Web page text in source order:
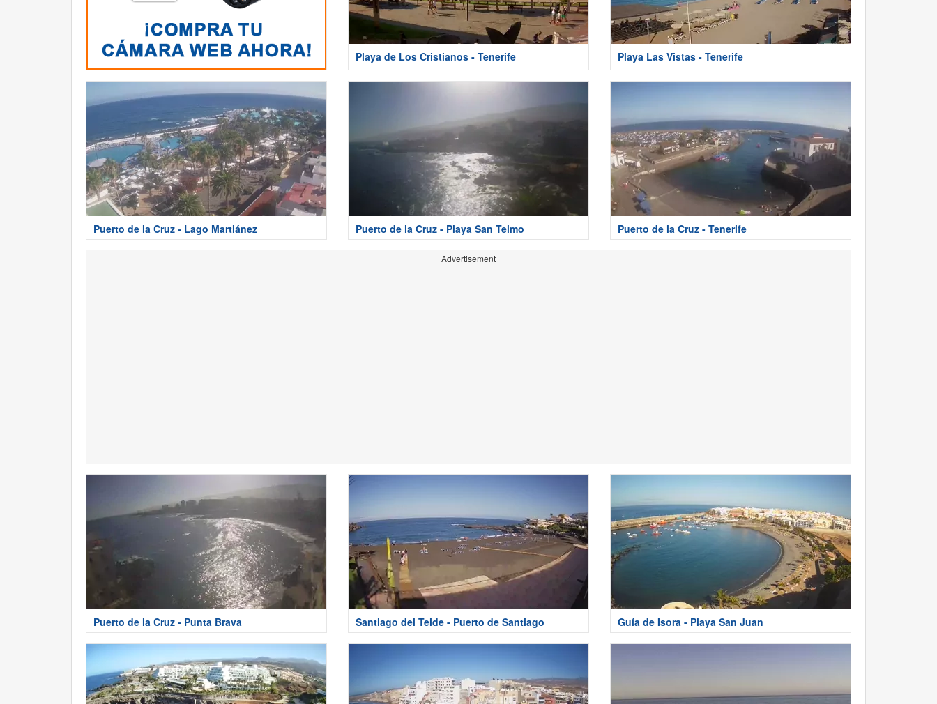
Playa de Los Cristianos - Tenerife Playa Las Vistas - Tenerife
Puerto de la Cruz - Lago Martiánez Puerto de la Cruz - Playa San Telmo Puerto de la Cruz - Tenerife
Advertisement
Puerto de la Cruz - Punta Brava Santiago del Teide - Puerto de Santiago Guía de Isora - Playa San Juan